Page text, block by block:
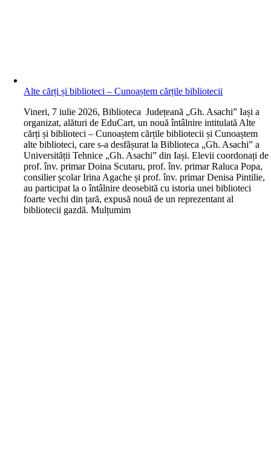
Alte cărți și biblioteci – Cunoaștem cărțile bibliotecii
Vineri, 7 iulie 2026, Biblioteca Județeană „Gh. Asachi” Iași a
organizat, alături de EduCart, un nouă întâlnire intitulată Alte
cărți și biblioteci – Cunoaștem cărțile bibliotecii și Cunoaștem
alte biblioteci, care s-a desfășurat la Biblioteca „Gh. Asachi” a
Universității Tehnice „Gh. Asachi” din Iași. Elevii coordonați de
prof. înv. primar Doina Scutaru, prof. înv. primar Raluca Popa,
consilier școlar Irina Agache și prof. înv. primar Denisa Pintilie,
au participat la o întâlnire deosebită cu istoria unei biblioteci
foarte vechi din țară, expusă nouă de un reprezentant al
bibliotecii gazdă. Mulțumim